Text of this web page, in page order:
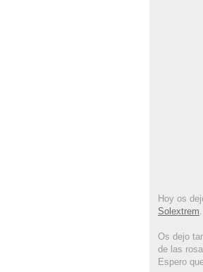
Hoy os
Solextrem
Os dejo
de las
Espero